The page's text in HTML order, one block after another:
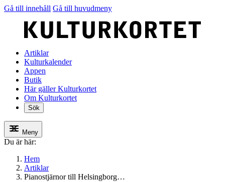
Gå till innehåll Gå till huvudmeny
Artiklar
Kulturkalender
Appen
Butik
Här gäller Kulturkortet
Om Kulturkortet
Sök
Meny
Du är här:
Hem
Artiklar
Pianostjärnor till Helsingborg…